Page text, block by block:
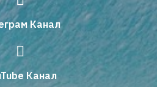
Канал
Канал